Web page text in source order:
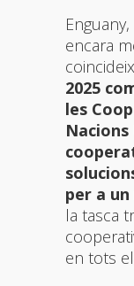
encara
2025
les
Nacions
per a
la tasca
en tots